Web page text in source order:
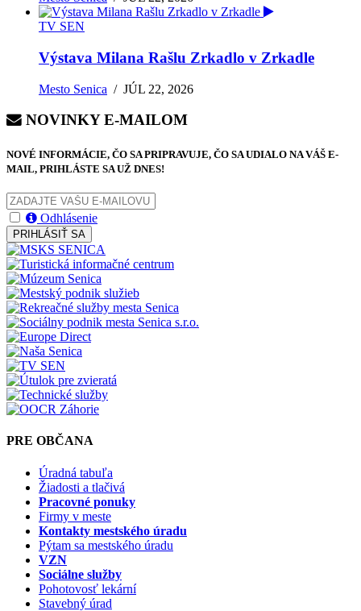
TV SEN
Výstava Milana Rašlu Zrkadlo v Zrkadle
Mesto Senica /JÚL 22, 2026
NOVINKY E-MAILOM
NOVÉ INFORMÁCIE, ČO SA PRIPRAVUJE, ČO SA UDIALO NA VÁŠ E-
MAIL, PRIHLÁSTE SA UŽ DNES!
Odhlásenie
PRIHLÁSIŤ SA
PRE OBČANA
Úradná tabuľa
Žiadosti a tlačivá
Pracovné ponuky
Firmy v meste
Kontakty mestského úradu
Pýtam sa mestského úradu
VZN
Sociálne služby
Pohotovosť lekární
Stavebný úrad